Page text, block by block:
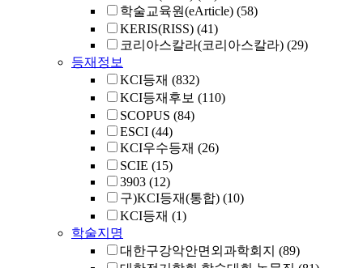
학술교육원(eArticle) (58)
KERIS(RISS) (41)
코리아스칼라(코리아스칼라) (29)
등재정보
KCI등재 (832)
KCI등재후보 (110)
SCOPUS (84)
ESCI (44)
KCI우수등재 (26)
SCIE (15)
3903 (12)
구)KCI등재(통합) (10)
KCI등재 (1)
학술지명
대한구강악안면외과학회지 (89)